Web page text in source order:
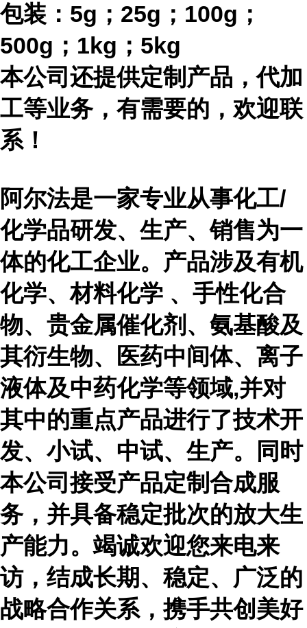
包装： 5g；25g；100g；
500g；1kg；5kg
本公司还提供定制产品，代加
工等业务，有需要的，欢迎联
系！
阿尔法是一家专业从事化工/
化学品研发、生产、销售为一
体的化工企业。产品涉及有机
化学、材料化学 、手性化合
物、贵金属催化剂、氨基酸及
其衍生物、医药中间体、离子
液体及中药化学等领域,并对
其中的重点产品进行了技术开
发、小试、中试、生产。同时
本公司接受产品定制合成服
务，并具备稳定批次的放大生
产能力。竭诚欢迎您来电来
访，结成长期、稳定、广泛的
战略合作关系，携手共创美好